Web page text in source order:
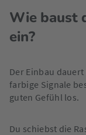
Wie baust
ein?
Der Einbau
farbige Signale
guten Gefühl los.
Du schiebst die